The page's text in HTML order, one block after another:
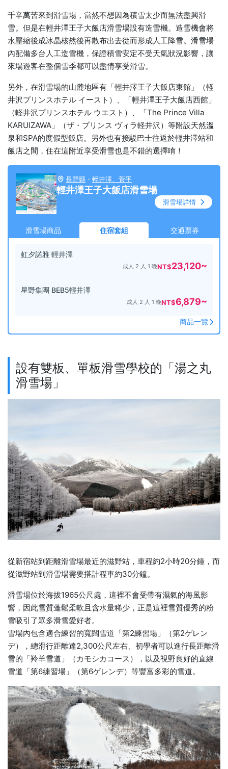
千辛萬苦來到滑雪場，當然不想因為積雪太少而無法盡興滑
雪。但是在輕井澤王子大飯店滑雪場設有造雪機。造雪機會將
水壓縮後成冰晶核然後再散布出去從而形成人工降雪。滑雪場
內配備多台人工造雪機，保證積雪安定不受天氣狀況影響，讓
來場遊客在整個雪季都可以盡情享受滑雪。
另外，在滑雪場的山麓地區有「輕井澤王子大飯店東館」（軽
井沢プリンスホテル イースト）、「輕井澤王子大飯店西館」
（軽井沢プリンスホテル ウエスト）、「The Prince Villa
KARUIZAWA」（ザ・プリンス ヴィラ軽井沢）等附設天然溫
泉和SPA的度假型飯店。另外也有接駁巴士往返於輕井澤站和
飯店之間，住在這附近享受滑雪也是不錯的選擇唷！
長野縣 ・ 輕井澤、菅平
輕井澤王子大飯店滑雪場
滑雪場詳情
滑雪場商品 住宿套組 交通票券
虹夕諾雅 輕井澤
成人 2 人 1 晚NT$23,120~
星野集團 BEB5輕井澤
成人 2 人 1 晚NT$6,879~
商品一覽
設有雙板、單板滑雪學校的「湯之丸
滑雪場」
從新宿站到距離滑雪場最近的滋野站，車程約2小時20分鐘，而
從滋野站到滑雪場需要搭計程車約30分鐘。
滑雪場位於海拔1965公尺處，這裡不會受帶有濕氣的海風影
響，因此雪質蓬鬆柔軟且含水量稀少，正是這裡雪質優秀的粉
雪吸引了眾多滑雪愛好者。
雪場內包含適合練習的寬闊雪道「第2練習場」（第2ゲレン
デ），總滑行距離達2,300公尺左右、初學者可以進行長距離滑
雪的「羚羊雪道」（カモシカコース），以及視野良好的直線
雪道「第6練習場」（第6ゲレンデ）等豐富多彩的雪道。